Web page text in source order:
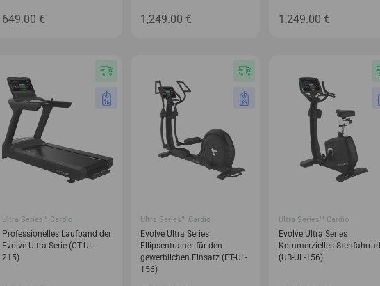
649.00 € 1,249.00 € 1,249.00 €
Ultra Series™ Cardio
Professionelles Laufband der
Evolve Ultra-Serie (CT-UL-
215)
Ultra Series™ Cardio
Evolve Ultra Series
Ellipsentrainer für den
gewerblichen Einsatz (ET-UL-
156)
Ultra Series™ Cardio
Evolve Ultra Series
Kommerzielles Stehfahrrad
(UB-UL-156)